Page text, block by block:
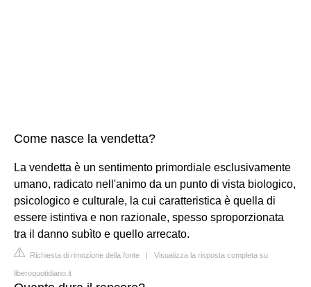
Come nasce la vendetta?
La vendetta è un sentimento primordiale esclusivamente
umano, radicato nell'animo da un punto di vista biologico,
psicologico e culturale, la cui caratteristica è quella di
essere istintiva e non razionale, spesso sproporzionata
tra il danno subìto e quello arrecato.
Richiesta di rimozione della fonte | Visualizza la risposta completa su
liberoquotidiano.it